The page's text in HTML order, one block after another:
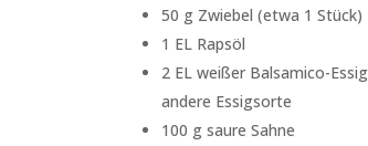
50 g Zwiebel (etwa 1 Stück)
1 EL Rapsöl
2 EL weißer Balsamico-
andere Essigsorte
100 g saure Sahne